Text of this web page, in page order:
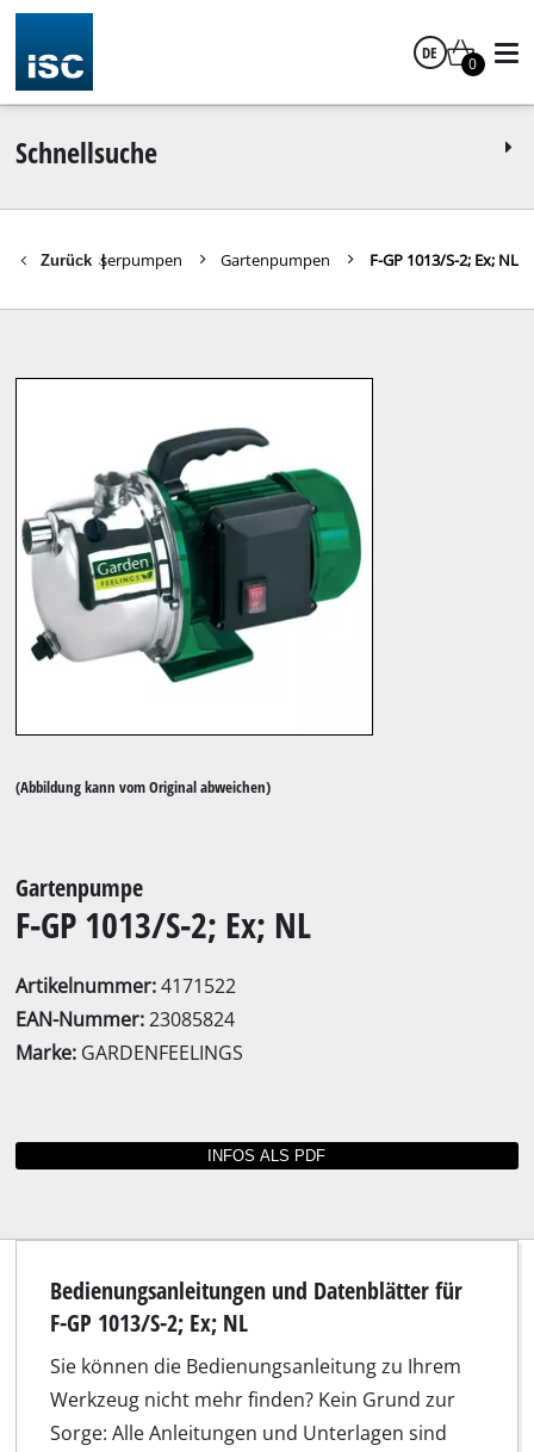
DE
0
Schnellsuche
Zurück |
Wasserpumpen Gartenpumpen F-GP 1013/S-2; Ex; NL
(Abbildung kann vom Original abweichen)
Gartenpumpe
F-GP 1013/S-2; Ex; NL
Artikelnummer:4171522
EAN-Nummer:23085824
Marke: GARDENFEELINGS
Bedienungsanleitungen und Datenblätter für
F-GP 1013/S-2; Ex; NL
Sie können die Bedienungsanleitung zu Ihrem
Werkzeug nicht mehr finden? Kein Grund zur
Sorge: Alle Anleitungen und Unterlagen sind